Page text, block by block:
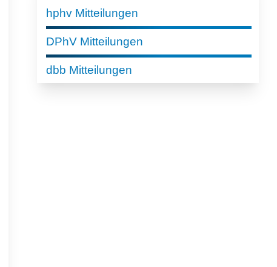
hphv Mitteilungen
DPhV Mitteilungen
dbb Mitteilungen